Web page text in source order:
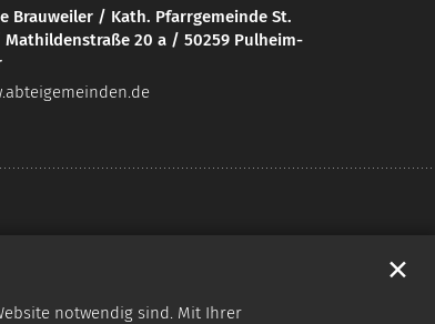
notwendig sind. Mit Ihrer
✕
Brauweiler / Kath. Pfarrgemeinde St.
20 a / 50259 Pulheim-